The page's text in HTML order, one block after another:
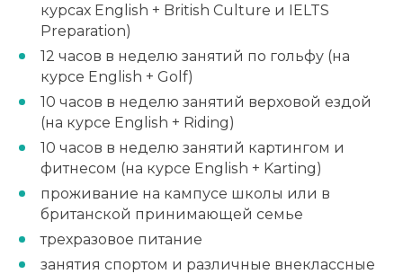
курсах English + British Culture и IELTS
Preparation)
12 часов в неделю занятий по гольфу (на
курсе English + Golf)
10 часов в неделю занятий верховой ездой
(на курсе English + Riding)
10 часов в неделю занятий картингом и
фитнесом (на курсе English + Karting)
проживание на кампусе школы или в
британской принимающей семье
трехразовое питание
занятия спортом и различные внеклассные